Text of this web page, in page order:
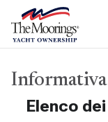
Elenco